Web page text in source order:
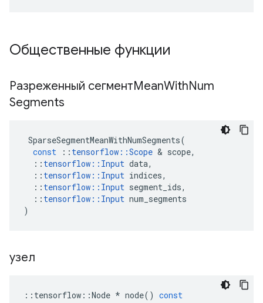
Общественные функции
Разреженный сегментMeanWithNum
Segments
SparseSegmentMeanWithNumSegments(
const
:: tensorflow ::Scope & scope,
:: tensorflow :: Input data,
:: tensorflow :: Input indices,
:: tensorflow :: Input segment_ids,
:: tensorflow :: Input num_segments
)
узел
:: tensorflow ::Node * node() const